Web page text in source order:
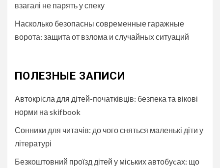
взагалі не парять у спеку
Насколько безопасны современные гаражные
ворота: защита от взлома и случайных ситуаций
ПОЛЕЗНЫЕ ЗАПИСИ
Автокрісла для дітей-початківців: безпека та вікові
норми на skifbook
Сонники для читачів: до чого сняться маленькі діти у
літературі
Безкоштовний проїзд дітей у міських автобуcах: що